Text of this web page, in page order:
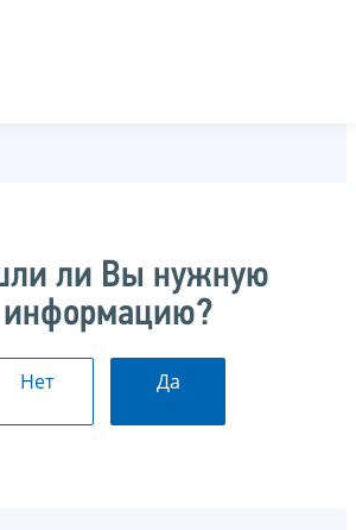
ли Вы нужную
информацию?
Нет Да